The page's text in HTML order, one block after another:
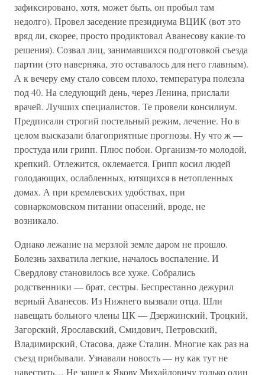
зафиксировано, хотя, может быть, он пробыл там
недолго). Провел заседение президиума ВЦИК (вот это
вряд ли, скорее, просто продиктовал Аванесову какие-то
решения). Созвал лиц, занимавшихся подготовкой съезда
партии (это наверняка, это оставалось для него главным).
А к вечеру ему стало совсем плохо, температура полезла
под 40. На следующий день, через Ленина, прислали
врачей. Лучших специалистов. Те провели консилиум.
Предписали строгий постельный режим, лечение. Но в
целом высказали благоприятные прогнозы. Ну что ж —
простуда или грипп. Плюс побои. Организм-то молодой,
крепкий. Отлежится, оклемается. Грипп косил людей
голодающих, ослабленных, ютящихся в нетопленных
домах. А при кремлевских удобствах, при
совнаркомовском питании опасений, вроде, не
возникало.
Однако лежание на мерзлой земле даром не прошло.
Болезнь захватила легкие, началось воспаление. И
Свердлову становилось все хуже. Собрались
родственники — брат, сестры. Беспрестанно дежурил
верный Аванесов. Из Нижнего вызвали отца. Шли
навещать больного члены ЦК — Дзержинский, Троцкий,
Загорский, Ярославский, Смидович, Петровский,
Владимирский, Стасова, даже Сталин. Многие как раз на
съезд прибывали. Узнавали новость — ну как тут не
навестить… Не зашел к Якову Михайловичу только один